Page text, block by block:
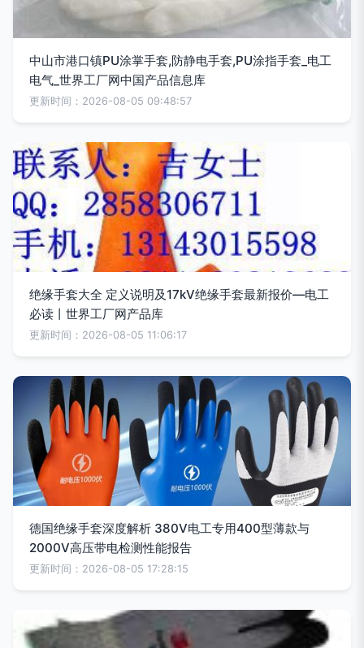
中山市港口镇PU涂掌手套,防静电手套,PU涂指手套_电工
电气_世界工厂网中国产品信息库
更新时间：2026-08-05 09:48:57
绝缘手套大全 定义说明及17kV绝缘手套最新报价—电工
必读丨世界工厂网产品库
更新时间：2026-08-05 11:06:17
德国绝缘手套深度解析 380V电工专用400型薄款与
2000V高压带电检测性能报告
更新时间：2026-08-05 17:28:15